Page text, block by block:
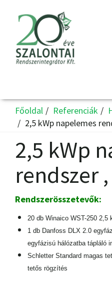
Főoldal Referenciák
2,5 kWp napelemes
2,5 kWp
rendszer
Rendszerösszetevők:
20 db Winaico WST-250 2,5
1 db Danfoss DLX 2.0
egyfázisú hálózatba tápláló
Schletter Standard magas
tetős rögzítés